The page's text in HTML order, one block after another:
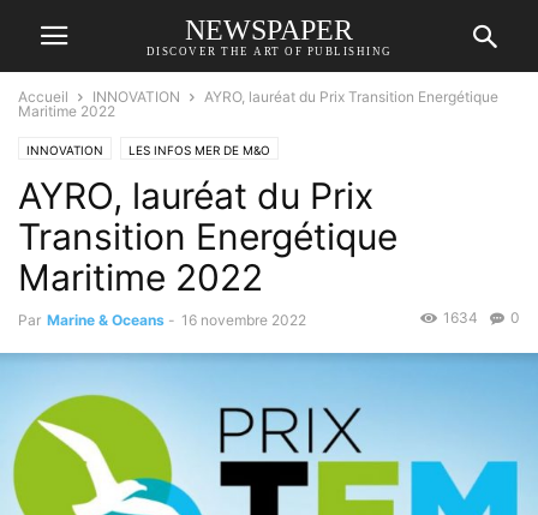
NEWSPAPER
DISCOVER THE ART OF PUBLISHING
Accueil INNOVATION
AYRO, lauréat du Prix Transition Energétique
Maritime 2022
INNOVATION LES INFOS MER DE M&O
AYRO, lauréat du Prix
Transition Energétique
Maritime 2022
Par Marine & Oceans - 16 novembre 2022 0
1634